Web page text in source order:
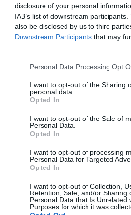
disclosure of your personal
IAB’s list of downstream
also be disclosed by us to third
Downstream Participants that may
Please note that this website/app
not limited to your visit or usage
grant or deny consent to Google and
use your data for below specified
consent section.
Personal Data Processing Opt
I want to opt-out of the Sharing
personal data.
Opted In
I want to opt-out of the Sale of
Personal Data.
Opted In
I want to opt-out of processing
Personal Data for Targeted
Opted In
I want to opt-out of Collection,
Retention, Sale, and/or Sharing
Personal Data that Is Unrelated
Purposes for which it was
- Tartozik egy
recepthez? Meséld
ételt választottad!
használatával!
- Tedd nyilvánossá a
Az akció végén,
szerencsés
környezettudatos
sorsolunk ki.
Forrás és bővebb
Az MTVSZBólints rá!